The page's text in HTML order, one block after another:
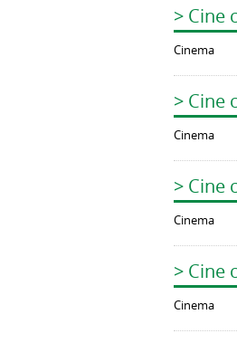
> Cine
Cinema
> Cine
Cinema
> Cine
Cinema
> Cine
Cinema